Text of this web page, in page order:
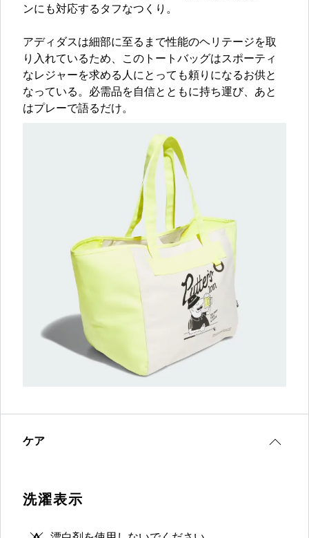
ンにも対応するタフなつくり。
アディダスは細部に至るまで性能のヘリテージを取
り入れているため、このトートバッグはスポーティ
なレジャーを求める人にとっても頼りになるお供と
なっている。必需品を自信とともに持ち運び、あと
はプレーで語るだけ。
ケア
洗濯表示